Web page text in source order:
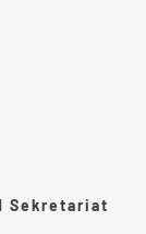
Sekretariat